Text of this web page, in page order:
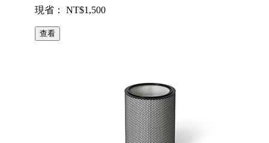
現省： NT$1,500
查看